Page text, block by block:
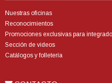
Nuestras oficinas
Reconocimientos
Promociones exclusivas para
Sección de videos
Catálogos y folletería